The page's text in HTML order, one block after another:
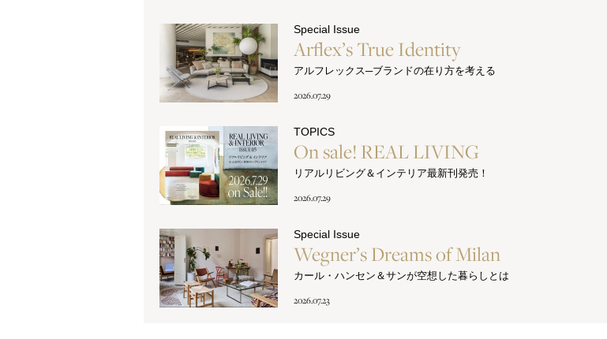
Special Issue
Arflex’s True Identity
アルフレックス─ブランドの在り方を考える
2026.07.29
TOPICS
On sale! REAL LIVING
リアルリビング＆インテリア最新刊発売！
2026.07.29
Special Issue
Wegner’s Dreams of Milan
カール・ハンセン＆サンが空想した暮らしとは
2026.07.23